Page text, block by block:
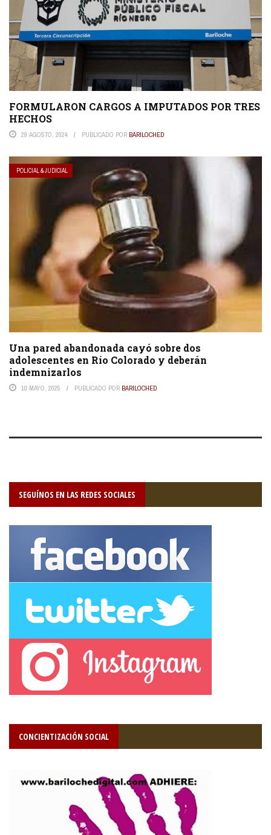
FORMULARON CARGOS A IMPUTADOS POR TRES
HECHOS
29 AGOSTO, 2024 PUBLICADO POR BARILOCHED
POLICIAL & JUDICIAL
Una pared abandonada cayó sobre dos
adolescentes en Río Colorado y deberán
indemnizarlos
10 MAYO, 2025 PUBLICADO POR BARILOCHED
SEGUÍNOS EN LAS REDES SOCIALES
CONCIENTIZACIÓN SOCIAL